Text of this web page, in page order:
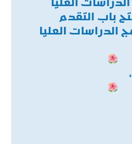
العليا
باب التقدم
الدراسات العليا